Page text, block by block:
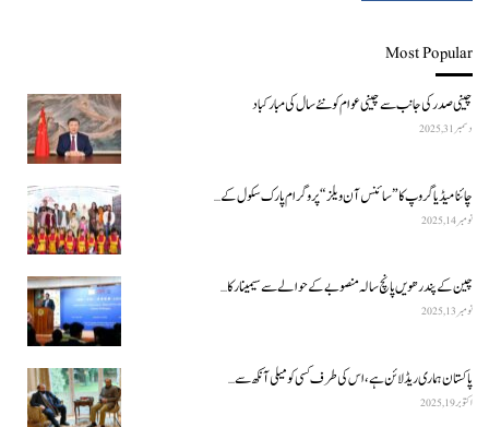
Most Popular
چینی صدر کی جانب سے چینی عوام کو نئے سال کی مبارکباد
دسمبر 31, 2025
چائنا میڈیا گروپ کا ”سائنس آن ویلز“ پروگرام پارک سکول کے…
نومبر 14, 2025
چین کے پندرھویں پانچ سالہ منصوبے کے حوالے سے سیمینار کا…
نومبر 13, 2025
پاکستان ہماری ریڈ لائن ہے، اس کی طرف کسی کو میلی آنکھ سے…
اکتوبر 19, 2025